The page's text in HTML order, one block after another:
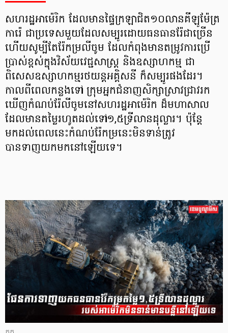
សហរដ្ឋអាម៉េរិក ដែលមានផ្ទៃក្រឡាជិត១០លានគីឡូម៉ែត្រ
ការ៉េ ជាប្រទេសមួយដែលសម្បូរដោយធនធានរ៉ែជាច្រើន
ហើយសូម្បីតែរ៉ែកម្រលីចូម ដែលកំពុងមានតម្រូវការប្រើ
ប្រាស់ខ្ពស់ក្នុងវិស័យវេជ្ជសាស្រ្ត និងឧស្សាហកម្ម ជា
ពិសេសឧស្សាហកម្មរថយន្តអគ្គិសនី ក៏សម្បូរផងដែរ។
កាលពីពេលកន្លងទៅ ក្រុមអ្នកជំនាញសិក្សាស្រាវជ្រាវរក
ឃើញកំណប់រ៉ែលីចូមនៅសហរដ្ឋអាម៉េរិក ដ៏មហាសាល
ដែលមានតម្លៃរហូតដល់ទៅ១,៥ទ្រីលានដុល្លារ។ ប៉ុន្តែ
មកដល់ពេលនេះកំណប់រ៉ែកម្រនេះមិនទាន់ត្រូវ
បានទាញយកមកនៅឡើយទេ។